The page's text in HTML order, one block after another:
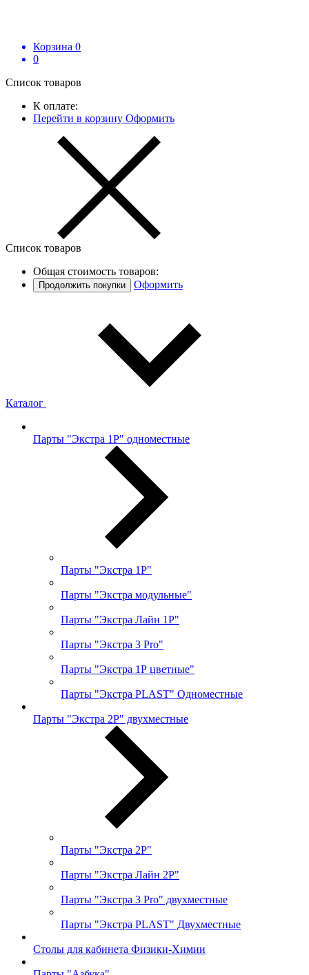
Корзина 0
0
Список товаров
К оплате:
Перейти в корзину Оформить
Список товаров
Общая стоимость товаров:
Продолжить покупки Оформить
Каталог
Парты "Экстра 1Р" одноместные
Парты "Экстра 1Р"
Парты "Экстра модульные"
Парты "Экстра Лайн 1Р"
Парты "Экстра 3 Pro"
Парты "Экстра 1Р цветные"
Парты "Экстра PLAST" Одноместные
Парты "Экстра 2Р" двухместные
Парты "Экстра 2Р"
Парты "Экстра Лайн 2Р"
Парты "Экстра 3 Pro" двухместные
Парты "Экстра PLAST" Двухместные
Столы для кабинета Физики-Химии